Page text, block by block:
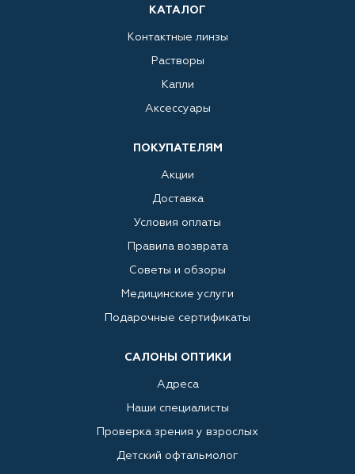
КАТАЛОГ
Контактные линзы
Растворы
Капли
Аксессуары
ПОКУПАТЕЛЯМ
Акции
Доставка
Условия оплаты
Правила возврата
Советы и обзоры
Медицинские услуги
Подарочные сертификаты
САЛОНЫ ОПТИКИ
Адреса
Наши специалисты
Проверка зрения у взрослых
Детский офтальмолог